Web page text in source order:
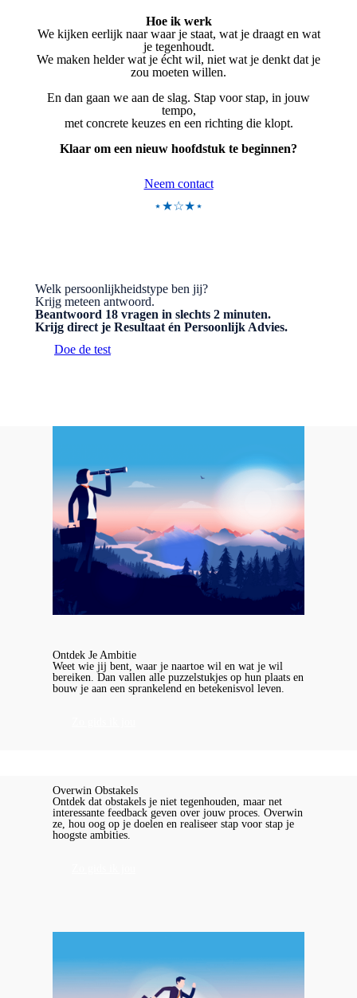
Hoe ik werk
We kijken eerlijk naar waar je staat, wat je draagt en wat
je tegenhoudt.
We maken helder wat je écht wil, niet wat je denkt dat je
zou moeten willen.
En dan gaan we aan de slag. Stap voor stap, in jouw
tempo,
met concrete keuzes en een richting die klopt.
Klaar om een nieuw hoofdstuk te beginnen?
Neem contact
⋆★☆★⋆
Welk persoonlijkheidstype ben jij?
Krijg meteen antwoord.
Beantwoord 18 vragen in slechts 2 minuten.
Krijg direct je Resultaat én Persoonlijk Advies.
Doe de test
Ontdek Je Ambitie
Weet wie jij bent, waar je naartoe wil en wat je wil
bereiken. Dan vallen alle puzzelstukjes op hun plaats en
bouw je aan een sprankelend en betekenisvol leven.
Overwin Obstakels
Ontdek dat obstakels je niet tegenhouden, maar net
interessante feedback geven over jouw proces. Overwin
ze, hou oog op je doelen en realiseer stap voor stap je
hoogste ambities.